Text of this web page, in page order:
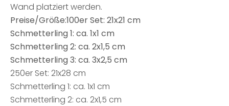
Wand platziert werden.
Preise/Größe:100er Set: 21x21 cm
Schmetterling 1: ca. 1x1 cm
Schmetterling 2: ca. 2x1,5 cm
Schmetterling 3: ca. 3x2,5 cm
250er Set: 21x28 cm
Schmetterling 1: ca. 1x1 cm
Schmetterling 2: ca. 2x1,5 cm